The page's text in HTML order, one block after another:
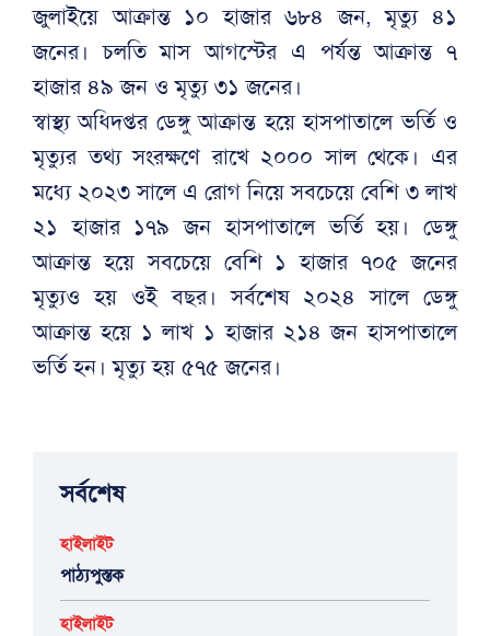
জুলাইয়ে আক্রান্ত ১০ হাজার ৬৮৪ জন, মৃত্যু ৪১
জনের। চলতি মাস আগস্টের এ পর্যন্ত আক্রান্ত ৭
হাজার ৪৯ জন ও মৃত্যু ৩১ জনের।
স্বাস্থ্য অধিদপ্তর ডেঙ্গু আক্রান্ত হয়ে হাসপাতালে ভর্তি ও
মৃত্যুর তথ্য সংরক্ষণে রাখে ২০০০ সাল থেকে। এর
মধ্যে ২০২৩ সালে এ রোগ নিয়ে সবচেয়ে বেশি ৩ লাখ
২১ হাজার ১৭৯ জন হাসপাতালে ভর্তি হয়। ডেঙ্গু
আক্রান্ত হয়ে সবচেয়ে বেশি ১ হাজার ৭০৫ জনের
মৃত্যুও হয় ওই বছর। সর্বশেষ ২০২৪ সালে ডেঙ্গু
আক্রান্ত হয়ে ১ লাখ ১ হাজার ২১৪ জন হাসপাতালে
ভর্তি হন। মৃত্যু হয় ৫৭৫ জনের।
সর্বশেষ
হাইলাইট
পাঠ্যপুস্তক
হাইলাইট